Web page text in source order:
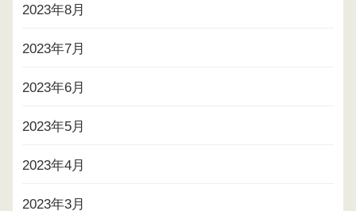
2023年8月
2023年7月
2023年6月
2023年5月
2023年4月
2023年3月